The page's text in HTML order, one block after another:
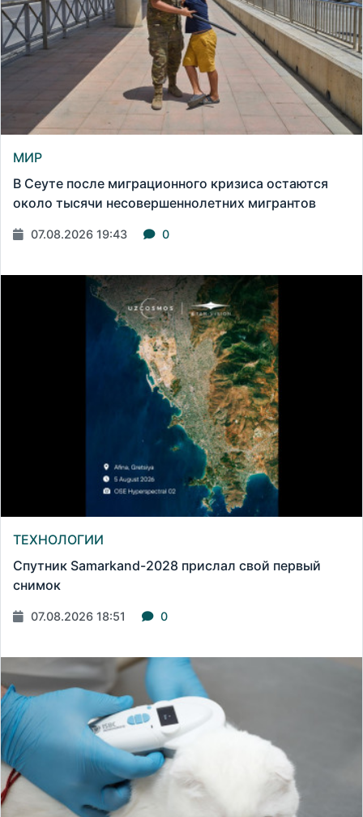
МИР
В Сеуте после миграционного кризиса остаются
около тысячи несовершеннолетних мигрантов
07.08.2026 19:43 0
ТЕХНОЛОГИИ
Спутник Samarkand-2028 прислал свой первый
снимок
07.08.2026 18:51 0